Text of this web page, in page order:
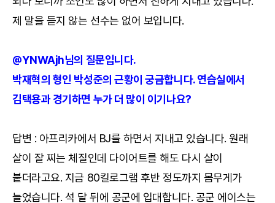
제 말을 듣지 않는 선수는 없어 보입니다.
@YNWAjh님의 질문입니다.
박재혁의 형인 박성준의 근황이 궁금합니다. 연습실에서
김택용과 경기하면 누가 더 많이 이기나요?
답변 : 아프리카에서 BJ를 하면서 지내고 있습니다. 원래
살이 잘 찌는 체질인데 다이어트를 해도 다시 살이
붙더라고요. 지금 80킬로그램 후반 정도까지 몸무게가
늘었습니다. 석 달 뒤에 공군에 입대합니다. 공군 에이스는